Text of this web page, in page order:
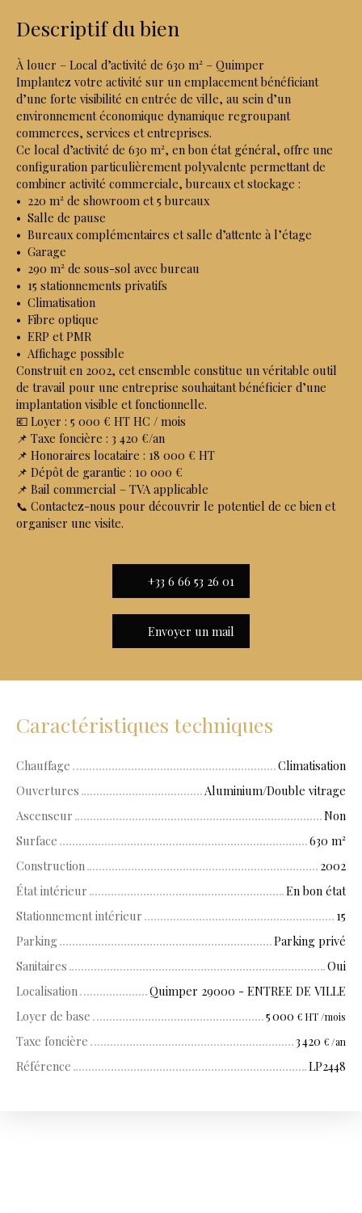
Descriptif du bien
À louer – Local d’activité de 630 m² – Quimper
Implantez votre activité sur un emplacement bénéficiant
d’une forte visibilité en entrée de ville, au sein d’un
environnement économique dynamique regroupant
commerces, services et entreprises.
Ce local d’activité de 630 m², en bon état général, offre une
configuration particulièrement polyvalente permettant de
combiner activité commerciale, bureaux et stockage :
220 m² de showroom et 5 bureaux
Salle de pause
Bureaux complémentaires et salle d’attente à l’étage
Garage
290 m² de sous-sol avec bureau
15 stationnements privatifs
Climatisation
Fibre optique
ERP et PMR
Affichage possible
Construit en 2002, cet ensemble constitue un véritable outil
de travail pour une entreprise souhaitant bénéficier d’une
implantation visible et fonctionnelle.
💶 Loyer : 5 000 € HT HC / mois
📌 Taxe foncière : 3 420 €/an
📌 Honoraires locataire : 18 000 € HT
📌 Dépôt de garantie : 10 000 €
📌 Bail commercial – TVA applicable
📞 Contactez-nous pour découvrir le potentiel de ce bien et
organiser une visite.
+33 6 66 53 26 01
Envoyer un mail
Caractéristiques techniques
Chauffage
Climatisation
Ouvertures
Aluminium/Double vitrage
Ascenseur
Non
Surface
630 m²
Construction
2002
État intérieur
En bon état
Stationnement intérieur
15
Parking
Parking privé
Sanitaires
Oui
Localisation
Quimper 29000 - ENTREE DE VILLE
Loyer de base
5 000 € HT /mois
Taxe foncière 3 420 € /an
Référence LP2448